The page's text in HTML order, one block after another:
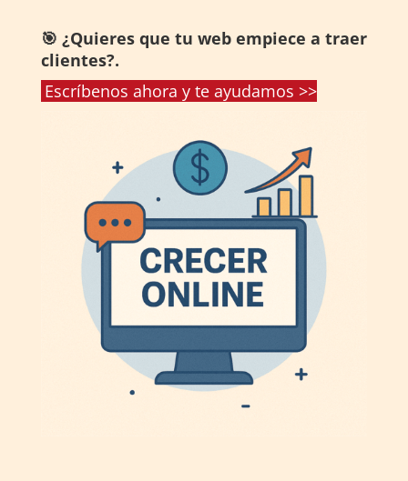
🎯 ¿Quieres que tu web empiece a traer
clientes?.
Escríbenos ahora y te ayudamos >>